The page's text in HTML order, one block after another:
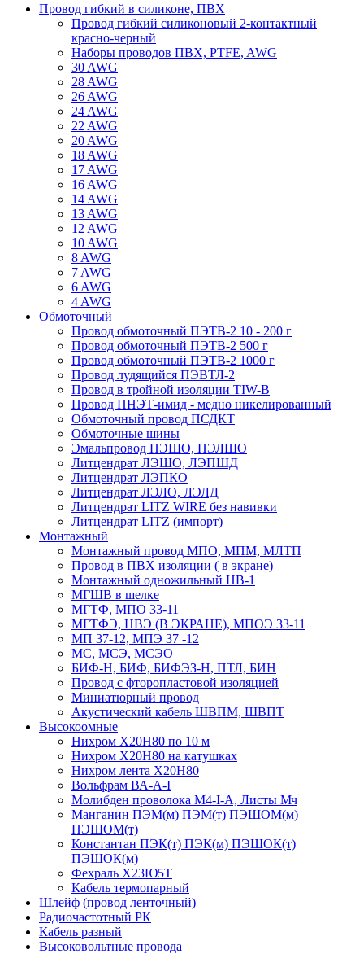
Провод гибкий в силиконе, ПВХ
Провод гибкий силиконовый 2-контактный
красно-черный
Наборы проводов ПВХ, PTFE, AWG
30 AWG
28 AWG
26 AWG
24 AWG
22 AWG
20 AWG
18 AWG
17 AWG
16 AWG
14 AWG
13 AWG
12 AWG
10 AWG
8 AWG
7 AWG
6 AWG
4 AWG
Обмоточный
Провод обмоточный ПЭТВ-2 10 - 200 г
Провод обмоточный ПЭТВ-2 500 г
Провод обмоточный ПЭТВ-2 1000 г
Провод лудящийся ПЭВТЛ-2
Провод в тройной изоляции TIW-B
Провод ПНЭТ-имид - медно никелированный
Обмоточный провод ПСДКТ
Обмоточные шины
Эмальпровод ПЭШО, ПЭЛШО
Литцендрат ЛЭШО, ЛЭПШД
Литцендрат ЛЭПКО
Литцендрат ЛЭЛО, ЛЭЛД
Литцендрат LITZ WIRE без навивки
Литцендрат LITZ (импорт)
Монтажный
Монтажный провод МПО, МПМ, МЛТП
Провод в ПВХ изоляции ( в экране)
Монтажный одножильный HB-1
МГШВ в шелке
МГТФ, МПО 33-11
МГТФЭ, НВЭ (В ЭКРАНЕ), МПОЭ 33-11
МП 37-12, МПЭ 37 -12
МС, МСЭ, МСЭО
БИФ-Н, БИФ, БИФЭЗ-Н, ПТЛ, БИН
Провод с фторопластовой изоляцией
Миниатюрный провод
Акустический кабель ШВПМ, ШВПТ
Высокоомные
Нихром Х20Н80 по 10 м
Нихром Х20Н80 на катушках
Нихром лента Х20Н80
Вольфрам ВА-А-I
Молибден проволока М4-I-А, Листы Мч
Манганин ПЭМ(м) ПЭМ(т) ПЭШОМ(м)
ПЭШОМ(т)
Константан ПЭК(т) ПЭК(м) ПЭШОК(т)
ПЭШОК(м)
Фехраль Х23Ю5Т
Кабель термопарный
Шлейф (провод ленточный)
Радиочастотный РК
Кабель разный
Высоковольтные провода